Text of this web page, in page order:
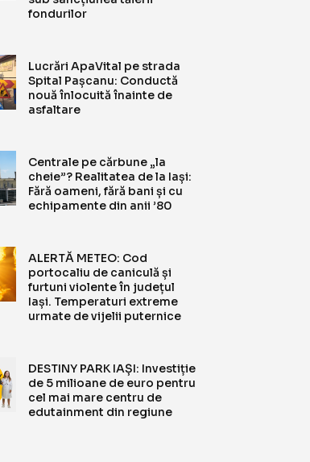
fondurilor
Lucrări ApaVital pe strada
Spital Pașcanu: Conductă
nouă înlocuită înainte de
asfaltare
Centrale pe cărbune „la
cheie”? Realitatea de la Iași:
Fără oameni, fără bani și cu
echipamente din anii ’80
ALERTĂ METEO: Cod
portocaliu de caniculă și
furtuni violente în județul
Iași. Temperaturi extreme
urmate de vijelii puternice
DESTINY PARK IAȘI: Investiție
de 5 milioane de euro pentru
cel mai mare centru de
edutainment din regiune